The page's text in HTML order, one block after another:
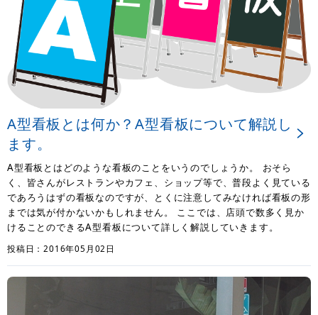
A型看板とは何か？A型看板について解説し
ます。
A型看板とはどのような看板のことをいうのでしょうか。 おそら
く、皆さんがレストランやカフェ、ショップ等で、普段よく見ている
であろうはずの看板なのですが、とくに注意してみなければ看板の形
までは気が付かないかもしれません。 ここでは、店頭で数多く見か
けることのできるA型看板について詳しく解説していきます。
投稿日：2016年05月02日